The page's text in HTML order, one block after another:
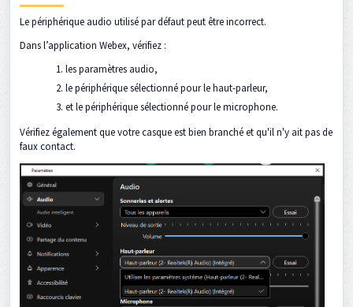
Le périphérique audio utilisé par défaut peut être incorrect.
Dans l’application Webex, vérifiez :
les paramètres audio,
le périphérique sélectionné pour le haut-parleur,
et le périphérique sélectionné pour le microphone.
Vérifiez également que votre casque est bien branché et qu'il n'y ait pas de
faux contact.